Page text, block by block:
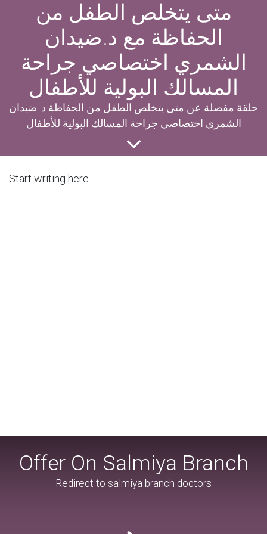
متى يتخلص الطفل من
الحفاظة مع د.ضيدان
الشمري اختصاصي جراحة
المسالك البولية للأطفال
حلقة مفصلة عن متى يتخلص الطفل من الحفاظة د. ضيدان
الشمري اختصاصي جراحة المسالك البولية للأطفال
Start writing here...
Offer On Salmiya Branch
Redirect to salmiya branch doctors